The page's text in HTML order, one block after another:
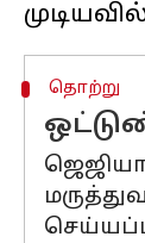
தொற்று